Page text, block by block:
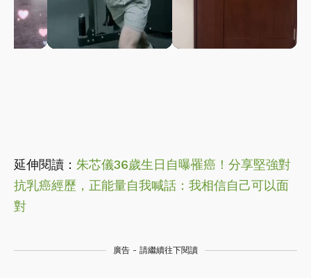
延伸閱讀： 朱芯儀36歲生日自曝罹癌！分享堅強對
抗乳癌經歷，正能量自我喊話：我相信自己可以面
對
廣告 - 請繼續往下閱讀